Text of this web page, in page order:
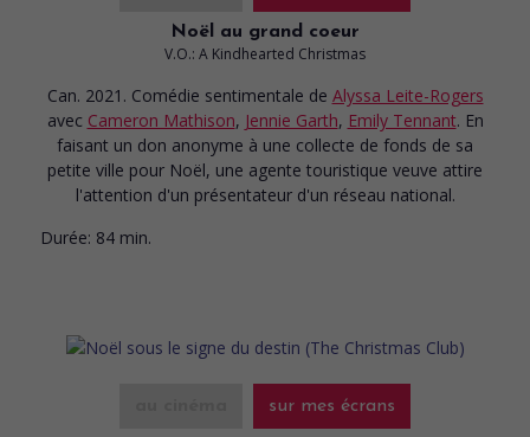
Noël au grand coeur
V.O.: A Kindhearted Christmas
Can. 2021. Comédie sentimentale de Alyssa Leite-Rogers
avec Cameron Mathison, Jennie Garth, Emily Tennant. En
faisant un don anonyme à une collecte de fonds de sa
petite ville pour Noël, une agente touristique veuve attire
l'attention d'un présentateur d'un réseau national.
Durée: 84 min.
sur mes écrans